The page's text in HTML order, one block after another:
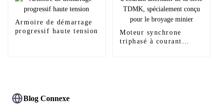
Armoire de démarrage
progressif haute tension
Moteur synchrone
triphasé à courant
Blog Connexe